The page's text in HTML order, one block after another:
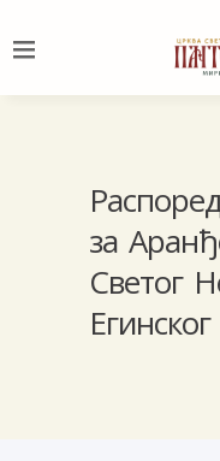
за
Светог
Егинског